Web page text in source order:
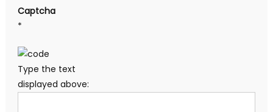
Captcha
*
Type the text
displayed above: